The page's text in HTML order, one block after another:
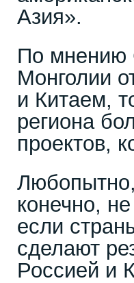
Азия».
По мнению
Монголии
и Китаем,
региона
проектов,
конечно,
если
сделают
Россией и